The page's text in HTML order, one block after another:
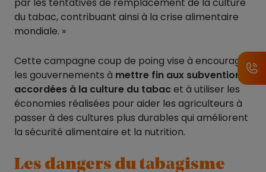
du tabac, contribuant ainsi à la crise alimentaire
mondiale. »
Cette campagne coup de poing vise à encourager
les gouvernements à mettre fin aux subventions
accordées à la culture du tabacet à utiliser les
économies réalisées pour aider les agriculteurs à
passer à des cultures plus durables qui améliorent
la sécurité alimentaire et la nutrition.
Les dangers du tabagisme